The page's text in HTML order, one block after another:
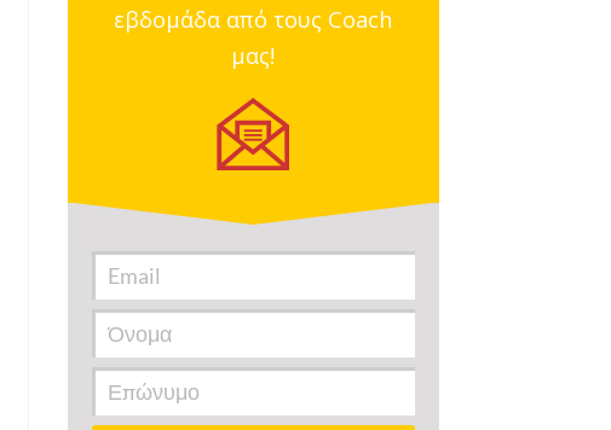
εβδομάδα από τους Coach
μας!